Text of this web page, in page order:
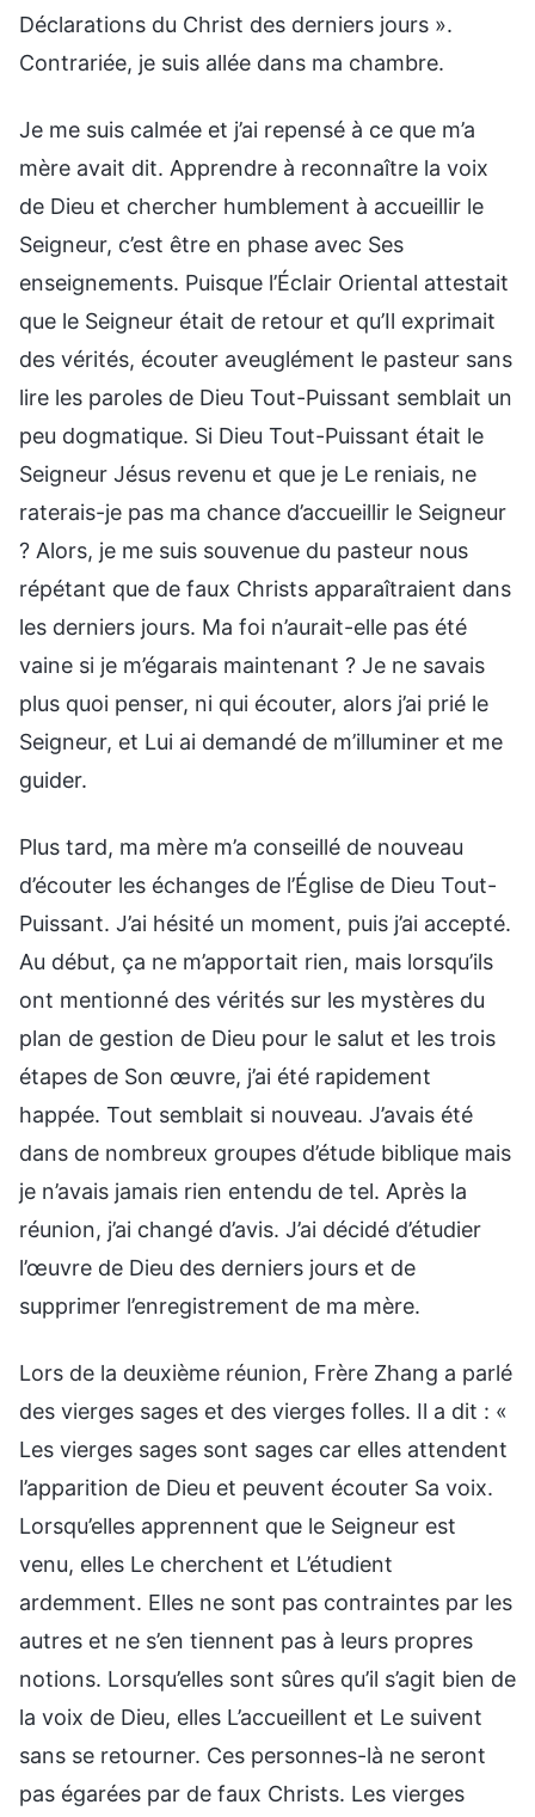
Déclarations du Christ des derniers jours ».
Contrariée, je suis allée dans ma chambre.
Je me suis calmée et j’ai repensé à ce que m’a
mère avait dit. Apprendre à reconnaître la voix
de Dieu et chercher humblement à accueillir le
Seigneur, c’est être en phase avec Ses
enseignements. Puisque l’Éclair Oriental attestait
que le Seigneur était de retour et qu’Il exprimait
des vérités, écouter aveuglément le pasteur sans
lire les paroles de Dieu Tout-Puissant semblait un
peu dogmatique. Si Dieu Tout-Puissant était le
Seigneur Jésus revenu et que je Le reniais, ne
raterais-je pas ma chance d’accueillir le Seigneur
? Alors, je me suis souvenue du pasteur nous
répétant que de faux Christs apparaîtraient dans
les derniers jours. Ma foi n’aurait-elle pas été
vaine si je m’égarais maintenant ? Je ne savais
plus quoi penser, ni qui écouter, alors j’ai prié le
Seigneur, et Lui ai demandé de m’illuminer et me
guider.
Plus tard, ma mère m’a conseillé de nouveau
d’écouter les échanges de l’Église de Dieu Tout-
Puissant. J’ai hésité un moment, puis j’ai accepté.
Au début, ça ne m’apportait rien, mais lorsqu’ils
ont mentionné des vérités sur les mystères du
plan de gestion de Dieu pour le salut et les trois
étapes de Son œuvre, j’ai été rapidement
happée. Tout semblait si nouveau. J’avais été
dans de nombreux groupes d’étude biblique mais
je n’avais jamais rien entendu de tel. Après la
réunion, j’ai changé d’avis. J’ai décidé d’étudier
l’œuvre de Dieu des derniers jours et de
supprimer l’enregistrement de ma mère.
Lors de la deuxième réunion, Frère Zhang a parlé
des vierges sages et des vierges folles. Il a dit : «
Les vierges sages sont sages car elles attendent
l’apparition de Dieu et peuvent écouter Sa voix.
Lorsqu’elles apprennent que le Seigneur est
venu, elles Le cherchent et L’étudient
ardemment. Elles ne sont pas contraintes par les
autres et ne s’en tiennent pas à leurs propres
notions. Lorsqu’elles sont sûres qu’il s’agit bien de
la voix de Dieu, elles L’accueillent et Le suivent
sans se retourner. Ces personnes-là ne seront
pas égarées par de faux Christs. Les vierges